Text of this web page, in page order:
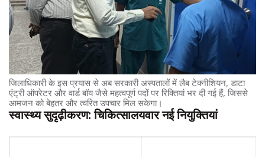
जिलाधिकारी के इस प्रयास से अब सरकारी अस्पतालों में लैब टेक्नीशियन, डाटा
एंट्री ऑपरेटर और वार्ड बॉय जैसे महत्वपूर्ण पदों पर रिक्तियां भर दी गई हैं, जिससे
आमजन को बेहतर और त्वरित उपचार मिल सकेगा।
स्वास्थ्य सुदृढ़ीकरण: चिकित्सालयवार नई नियुक्तियां